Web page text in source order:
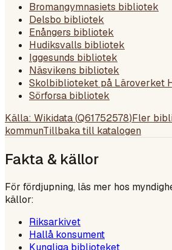
Bromangymnasiets bibliotek
Delsbo bibliotek
Enångers bibliotek
Hudiksvalls bibliotek
Iggesunds bibliotek
Näsvikens bibliotek
Skolbiblioteket på Läroverket
Sörforsa bibliotek
Källa: Wikidata (Q61752578)Fler
kommunTillbaka till katalogen
Fakta & källor
För fördjupning, läs mer hos
källor:
Riksarkivet
Hallå konsument
Kungliga biblioteket